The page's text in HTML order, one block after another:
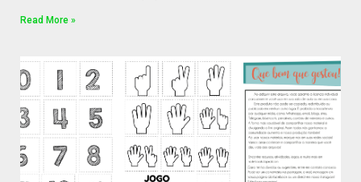
Read More »